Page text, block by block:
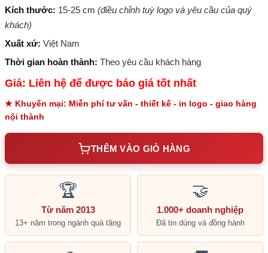
Kích thước: 15-25 cm (điều chỉnh tuỳ logo và yêu cầu của quý
khách)
Xuất xứ: Việt Nam
Thời gian hoàn thành: Theo yêu cầu khách hàng
Giá: Liên hệ để được báo giá tốt nhất
★ Khuyến mại: Miễn phí tư vấn - thiết kế - in logo - giao hàng
nội thành
THÊM VÀO GIỎ HÀNG
🏆
Từ năm 2013
13+ năm trong ngành quà tặng
🤝
1.000+ doanh nghiệp
Đã tin dùng và đồng hành